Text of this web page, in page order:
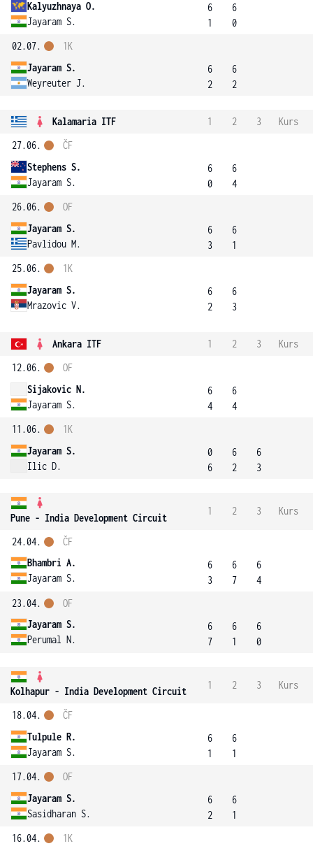
Kalyuzhnaya O.
Jayaram S.
6
1
6
0
02.07.
Jayaram S.
Weyreuter J.
1K
6
2
6
2
Kalamaria ITF 1 2 3
Kurs
27.06.
Stephens S.
Jayaram S.
ČF
6
0
6
4
26.06.
Jayaram S.
Pavlidou M.
OF
6
3
6
1
25.06.
Jayaram S.
Mrazovic V.
1K
6
2
6
3
Ankara ITF 1 2 3
Kurs
12.06.
Sijakovic N.
Jayaram S.
OF
6
4
6
4
11.06.
Jayaram S.
Ilic D.
1K
0
6
6
2
6
3
Pune - India Development Circuit
1 2 3 Kurs
24.04.
Bhambri A.
Jayaram S.
ČF
6
3
6
7
6
4
23.04.
Jayaram S.
Perumal N.
OF
6
7
6
1
6
0
Kolhapur - India Development Circuit
1 2 3 Kurs
18.04.
Tulpule R.
Jayaram S.
ČF
6
1
6
1
17.04.
Jayaram S.
Sasidharan S.
OF
6
2
6
1
16.04.
1K